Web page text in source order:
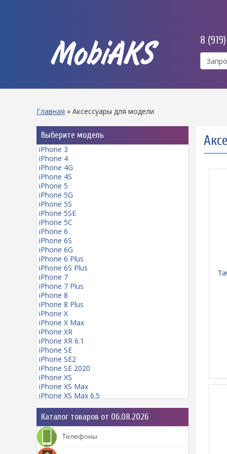
MobiAKS
8
Главная » Аксессуары для модели
Выберите модель
iPhone 3
iPhone 4
iPhone 4G
iPhone 4S
iPhone 5
iPhone 5G
iPhone 5S
iPhone 5SE
iPhone 5C
iPhone 6
iPhone 6S
iPhone 6G
iPhone 6 Plus
iPhone 6S Plus
iPhone 7
iPhone 7 Plus
iPhone 8
iPhone 8 Plus
iPhone X
iPhone X Max
iPhone XR
iPhone XR 6.1
iPhone SE
iPhone SE2
iPhone SE 2020
iPhone XS
iPhone XS Max
iPhone XS Max 6.5
iPhone 11 mini
iPhone 11 Pro
iPhone 11 Pro Max
iPhone 12
iPhone 12 Pro
Каталог товаров от 06.08.2026
Телефоны